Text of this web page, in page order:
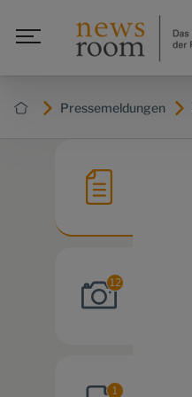
Pressemeldungen
12
1